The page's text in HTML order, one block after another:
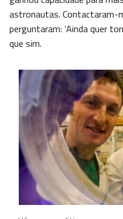
astronautas. Contactaram-
perguntaram: ‘Ainda quer
que sim.